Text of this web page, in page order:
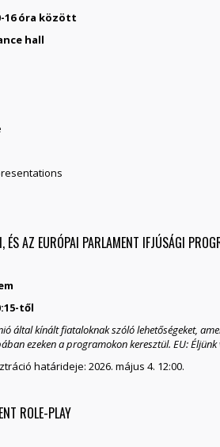
16 óra között
hall
ÉS AZ EURÓPAI PARLAMENT IFJÚSÁGI
től
által kínált fiataloknak szóló lehetőségeket,
ezeken a programokon keresztül. EU: Éljünk
határideje: 2026. május 4. 12:00.
ROLE-PLAY